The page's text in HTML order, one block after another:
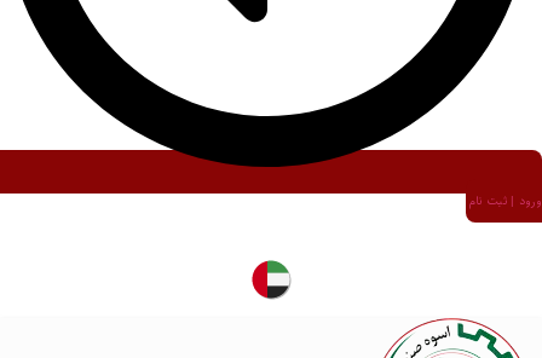
ورود | ثبت نام